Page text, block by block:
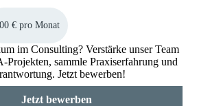
€ pro Monat
im Consulting? Verstärke unser Team
Projekten, sammle Praxiserfahrung und
Jetzt bewerben!
Jetzt bewerben